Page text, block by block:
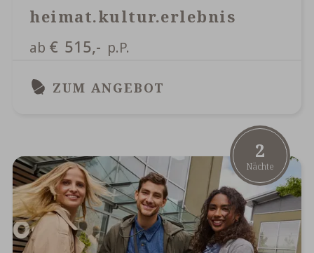
heimat.kultur.erlebnis
ab € 515,- p.P.
ZUM ANGEBOT
2
Nächte